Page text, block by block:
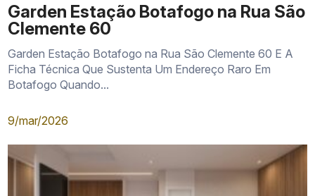
Garden Estação Botafogo na Rua São
Clemente 60
Garden Estação Botafogo na Rua São Clemente 60 E A
Ficha Técnica Que Sustenta Um Endereço Raro Em
Botafogo Quando...
9/mar/2026